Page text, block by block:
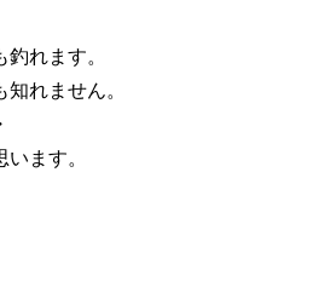
れます。
れません。
ます。